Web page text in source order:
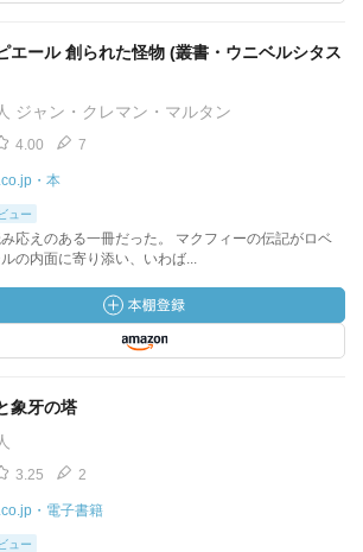
エール 創られた怪物 (叢書・ウニベルシタス
ジャン・クレマン・マルタン
4.00 7
・本
ュー
応えのある一冊だった。 マクフィーの伝記がロベ
の内面に寄り添い、いわば...
象牙の塔
3.25 2
・電子書籍
ュー